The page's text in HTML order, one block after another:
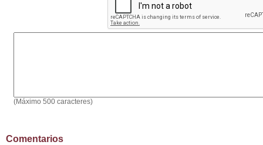
(Máximo 500 caracteres)
Comentarios